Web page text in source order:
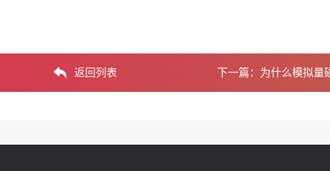
返回列表 下一篇： 为什么模拟量